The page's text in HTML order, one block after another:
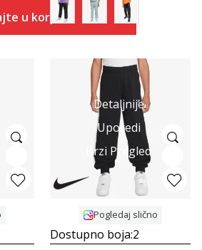
u korpu
Detaljnije
Uporedi
Brzi Pregled
Pogledaj slično
Dostupno boja:2